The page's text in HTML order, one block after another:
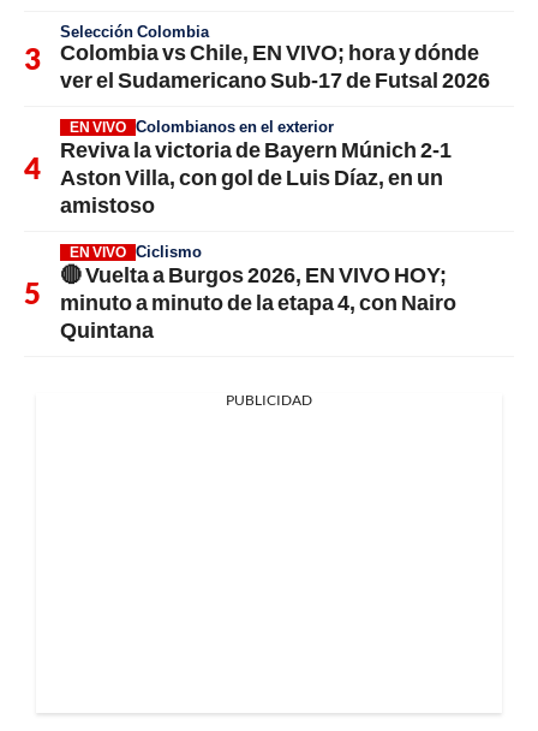
Selección Colombia
Colombia vs Chile, EN VIVO; hora y dónde
ver el Sudamericano Sub-17 de Futsal 2026
EN VIVO Colombianos en el exterior
Reviva la victoria de Bayern Múnich 2-1
Aston Villa, con gol de Luis Díaz, en un
amistoso
EN VIVO Ciclismo
🔴 Vuelta a Burgos 2026, EN VIVO HOY;
minuto a minuto de la etapa 4, con Nairo
Quintana
PUBLICIDAD